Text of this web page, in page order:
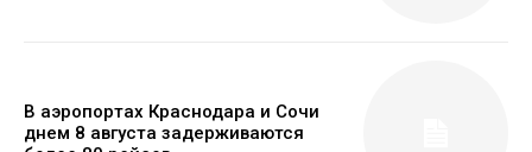
В аэропортах Краснодара и Сочи
днем 8 августа задерживаются